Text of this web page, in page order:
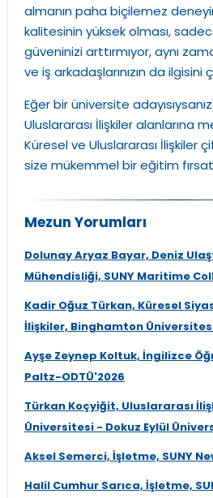
almanın paha biçilemez
kalitesinin yüksek olması,
güveninizi arttırmıyor, aynı
ve iş arkadaşlarınızın da ilgisini
Eğer bir üniversite
Uluslararası İlişkiler alanlarına
Küresel ve Uluslararası İlişkiler
size mükemmel bir eğitim
Mezun Yorumları
Dolunay Aryaz Bayar, Deniz
Mühendisliği, SUNY Maritime
Kadir Oğuz Türkan, Küresel
İlişkiler, Binghamton
Ayşe Zeynep Koltuk, İngilizce
Paltz-ODTÜ'2026
Türkan Koçyiğit, Uluslararası
Üniversitesi - Dokuz Eylül
Aksel Semerci, İşletme, SUNY
Halil Cumhur Sarıca, İşletme,